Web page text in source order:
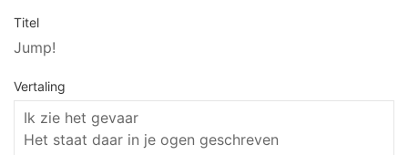
Titel
Jump!
Vertaling